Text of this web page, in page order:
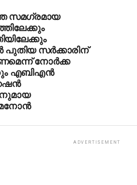
സമഗ്രമായ
പുതിയ സര്‍ക്കാരിന്
നോര്‍ക്ക
എബിഎന്‍
ADVERTISEMENT